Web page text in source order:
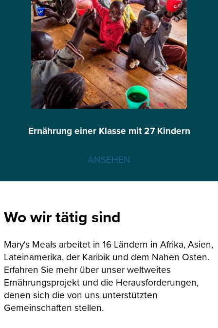
Ernährung einer Klasse mit 27 Kindern
ANSEHEN
Wo wir tätig sind
Mary's Meals arbeitet in 16 Ländern in Afrika, Asien,
Lateinamerika, der Karibik und dem Nahen Osten.
Erfahren Sie mehr über unser weltweites
Ernährungsprojekt und die Herausforderungen,
denen sich die von uns unterstützten
Gemeinschaften stellen.